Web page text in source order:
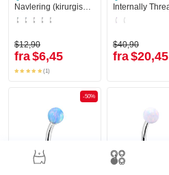
$12,90
fra$6,45
(1)
$40,90
fra$20,45
-50%